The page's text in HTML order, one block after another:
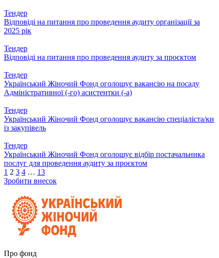
Тендер
Відповіді на питання про проведення аудиту організації за
2025 рік
Тендер
Відповіді на питання про проведення аудиту за проєктом
Тендер
Український Жіночий Фонд оголошує вакансію на посаду
Адміністративної (-го) асистентки (-а)
Тендер
Український Жіночий Фонд оголошує вакансію спеціаліста/ки
із закупівель
Тендер
Український Жіночий Фонд оголошує відбір постачальника
послуг для проведення аудиту за проєктом
1 2 3 4 … 13
Зробити внесок
Про фонд